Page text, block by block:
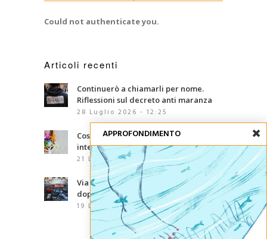
Could not authenticate you.
Articoli recenti
Continuerò a chiamarli per nome.
Riflessioni sul decreto anti maranza
28 Luglio 2026 - 12:25
Cosa sono le competenze
interculturali?
21 Luglio 2026 - 07:00
Via d’Amelio, trentaquattro anni
dopo: le mafie che abbiamo davanti
19 Luglio 2026 - 06:02
APPROFONDIMENTO